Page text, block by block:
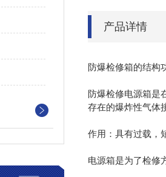
产品详情
防爆检修箱的结构
防爆检修电源箱是
存在的爆炸性气体
作用：具有过载，
电源箱是为了检修